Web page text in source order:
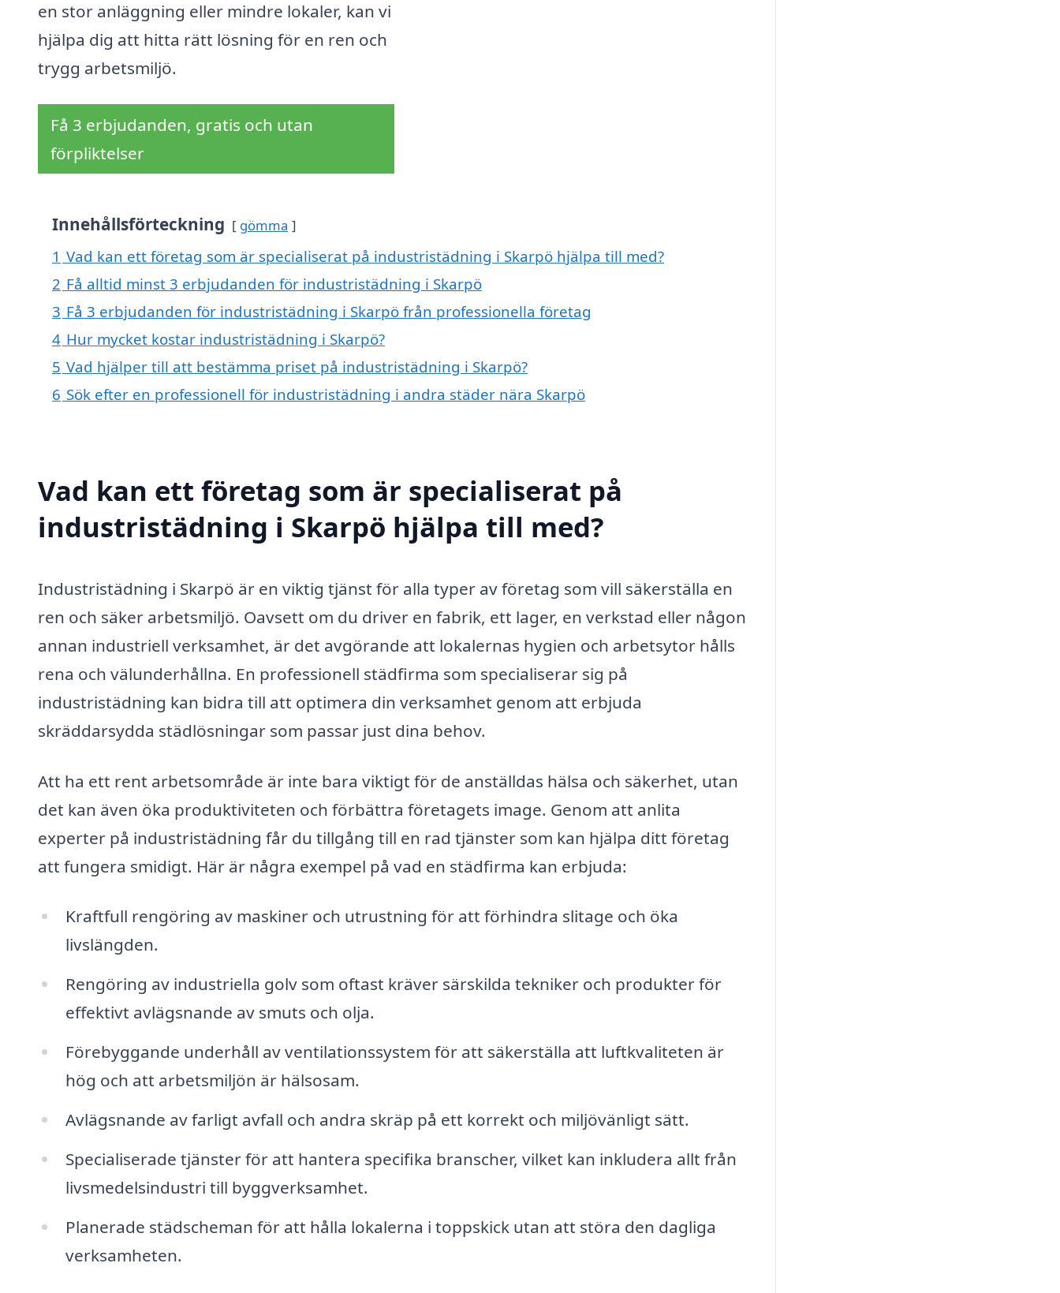
en stor anläggning eller mindre lokaler, kan vi
hjälpa dig att hitta rätt lösning för en ren och
trygg arbetsmiljö.
Få 3 erbjudanden, gratis och utan
förpliktelser
Innehållsförteckning gömma
1 Vad kan ett företag som är specialiserat på industristädning i Skarpö hjälpa till med?
2 Få alltid minst 3 erbjudanden för industristädning i Skarpö
3 Få 3 erbjudanden för industristädning i Skarpö från professionella företag
4 Hur mycket kostar industristädning i Skarpö?
5 Vad hjälper till att bestämma priset på industristädning i Skarpö?
6 Sök efter en professionell för industristädning i andra städer nära Skarpö
Vad kan ett företag som är specialiserat på
industristädning i Skarpö hjälpa till med?
Industristädning i Skarpö är en viktig tjänst för alla typer av företag som vill säkerställa en
ren och säker arbetsmiljö. Oavsett om du driver en fabrik, ett lager, en verkstad eller någon
annan industriell verksamhet, är det avgörande att lokalernas hygien och arbetsytor hålls
rena och välunderhållna. En professionell städfirma som specialiserar sig på
industristädning kan bidra till att optimera din verksamhet genom att erbjuda
skräddarsydda städlösningar som passar just dina behov.
Att ha ett rent arbetsområde är inte bara viktigt för de anställdas hälsa och säkerhet, utan
det kan även öka produktiviteten och förbättra företagets image. Genom att anlita
experter på industristädning får du tillgång till en rad tjänster som kan hjälpa ditt företag
att fungera smidigt. Här är några exempel på vad en städfirma kan erbjuda:
Kraftfull rengöring av maskiner och utrustning för att förhindra slitage och öka
livslängden.
Rengöring av industriella golv som oftast kräver särskilda tekniker och produkter för
effektivt avlägsnande av smuts och olja.
Förebyggande underhåll av ventilationssystem för att säkerställa att luftkvaliteten är
hög och att arbetsmiljön är hälsosam.
Avlägsnande av farligt avfall och andra skräp på ett korrekt och miljövänligt sätt.
Specialiserade tjänster för att hantera specifika branscher, vilket kan inkludera allt från
livsmedelsindustri till byggverksamhet.
Planerade städscheman för att hålla lokalerna i toppskick utan att störa den dagliga
verksamheten.